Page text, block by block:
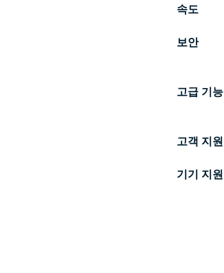
속도
보안
고급 기능
고객 지원
기기 지원